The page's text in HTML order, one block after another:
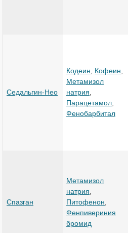
Седальгин-Нео
Кодеин Кофеин
Метамизол
натрия
Парацетамол
Фенобарбитал
Спазган
Метамизол
натрия
Питофенон
Фенпивериния
бромид